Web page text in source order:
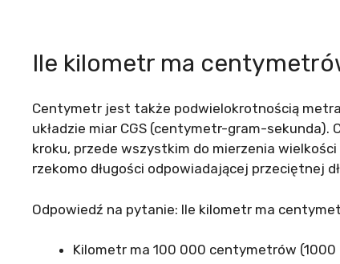
Ile kilometr ma
Centymetr jest także podwielokrotnością
układzie miar CGS (centymetr-gram-
kroku, przede wszystkim do mierzenia
rzekomo długości odpowiadającej przeciętnej
Odpowiedź na pytanie: Ile kilometr ma
Kilometr ma 100 000 centymetrów (1000